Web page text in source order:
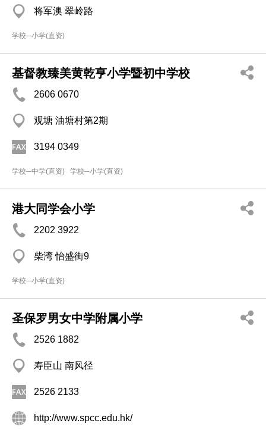
将军澳 翠岭路
学校─小学(直资)
基督教臻美黄乾亨小学暨初中学校
2606 0670
观塘 油塘村第2期
3194 0349
学校─中学(直资) 学校─小学(直资)
港大同学会小学
2202 3922
柴湾 怡盛街9
学校─小学(直资)
圣保罗男女中学附属小学
2526 1882
寿臣山 南风径
2526 2133
http://www.spcc.edu.hk/